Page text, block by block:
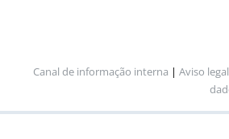
Canal de informação interna | Aviso legal